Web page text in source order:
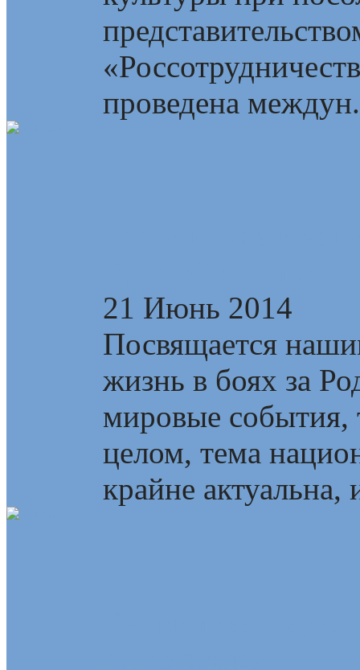
проведена
21 Июнь 2014
Посвящается
жизнь в боях за
мировые события,
целом, тема
крайне актуальна,